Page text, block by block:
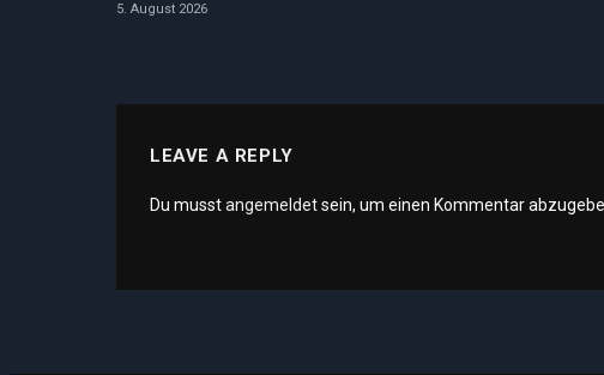
5. August 2026
LEAVE A REPLY
Du musstangemeldetsein, um einen Kommentar